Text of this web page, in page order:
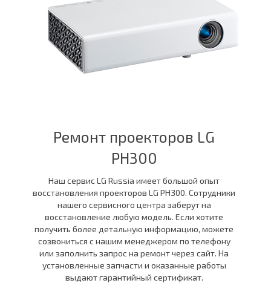
Ремонт проекторов LG
PH300
Наш сервис LG Russia имеет большой опыт
восстановления проекторов LG PH300. Сотрудники
нашего сервисного центра заберут на
восстановление любую модель. Если хотите
получить более детальную информацию, можете
созвониться с нашим менеджером по телефону
или заполнить запрос на ремонт через сайт. На
установленные запчасти и оказанные работы
выдают гарантийный сертификат.